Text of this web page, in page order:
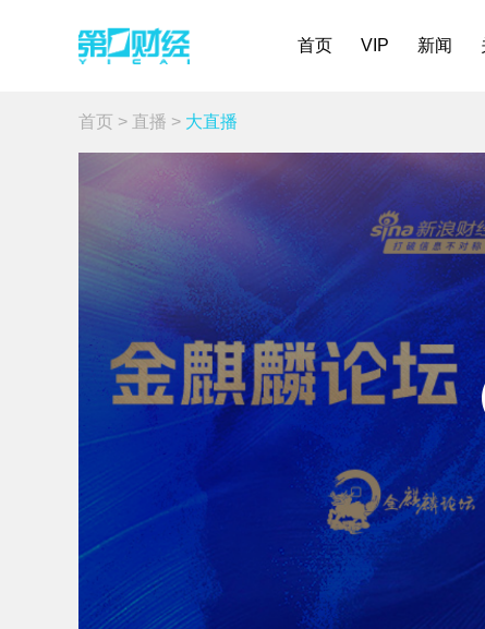
首页 VIP 新闻
首页 > 直播 > 大直播